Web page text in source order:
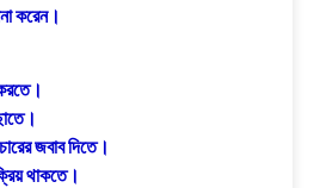
করেন।
জবাব দিতে।
থাকতে।